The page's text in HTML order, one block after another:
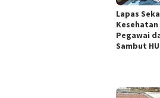
Lapas
Pegawai
Sambut